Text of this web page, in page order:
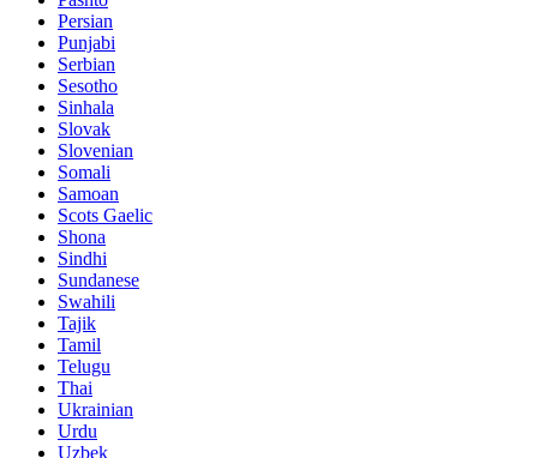
Persian
Punjabi
Serbian
Sesotho
Sinhala
Slovak
Slovenian
Somali
Samoan
Scots Gaelic
Shona
Sindhi
Sundanese
Swahili
Tajik
Tamil
Telugu
Thai
Ukrainian
Urdu
Uzbek